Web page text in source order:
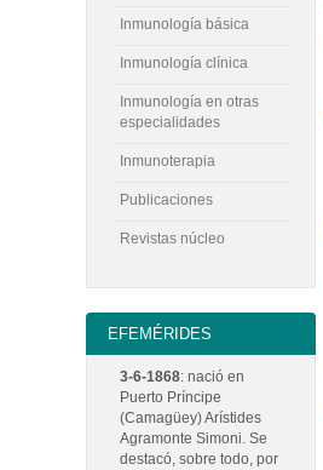
Inmunología básica
Inmunología clínica
Inmunología en otras
especialidades
Inmunoterapia
Publicaciones
Revistas núcleo
EFEMÉRIDES
3-6-1868: nació en
Puerto Príncipe
(Camagüey) Arístides
Agramonte Simoni. Se
destacó, sobre todo, por